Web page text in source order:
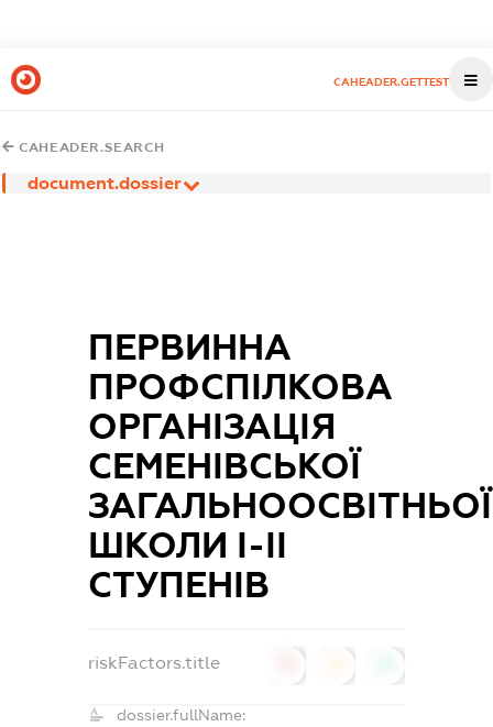
CAHEADER.GETTEST
CAHEADER.SEARCH
document.dossier
ПЕРВИННА
ПРОФСПІЛКОВА
ОРГАНІЗАЦІЯ
СЕМЕНІВСЬКОЇ
ЗАГАЛЬНООСВІТНЬОЇ
ШКОЛИ І-ІІ
СТУПЕНІВ
riskFactors.title
dossier.fullName: